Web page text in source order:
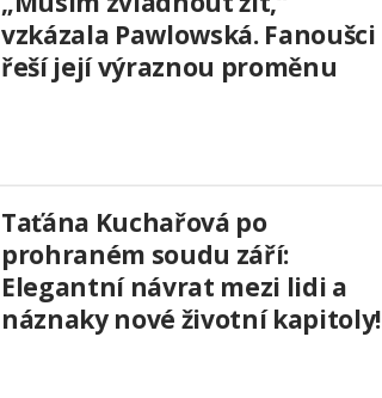
vzkázala Pawlowská. Fanoušci
řeší její výraznou proměnu
Taťána Kuchařová po
prohraném soudu září:
Elegantní návrat mezi lidi a
náznaky nové životní kapitoly!